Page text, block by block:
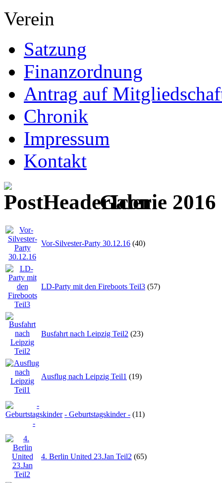
Verein
Satzung
Finanzordnung
Antrag auf
Chronik
Impressum
Kontakt
Galerie 2016
Vor-Silvester-Party 30.12.16 (40)
LD-Party mit den Fireboots Teil3 (57)
Busfahrt nach Leipzig Teil2 (23)
Ausflug nach Leipzig Teil1 (19)
- Geburtstagskinder - (11)
4. Berlin United 23.Jan Teil2 (65)